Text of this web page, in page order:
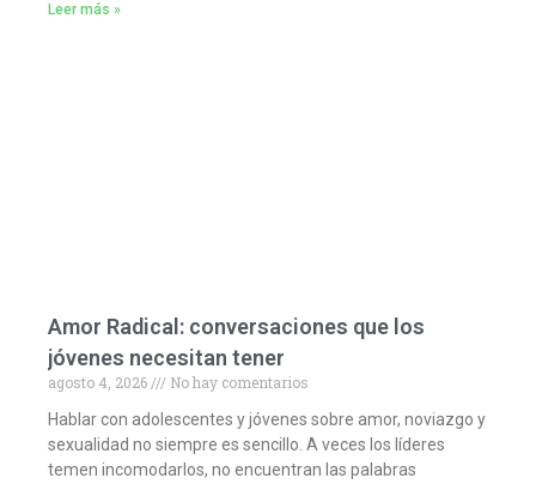
Leer más »
Amor Radical: conversaciones que los
jóvenes necesitan tener
agosto 4, 2026
No hay comentarios
Hablar con adolescentes y jóvenes sobre amor, noviazgo y
sexualidad no siempre es sencillo. A veces los líderes
temen incomodarlos, no encuentran las palabras